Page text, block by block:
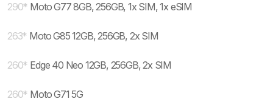
290* Moto G77 8GB, 256GB, 1x SIM, 1x eSIM
263* Moto G85 12GB, 256GB, 2x SIM
260* Edge 40 Neo 12GB, 256GB, 2x SIM
260* Moto G71 5G